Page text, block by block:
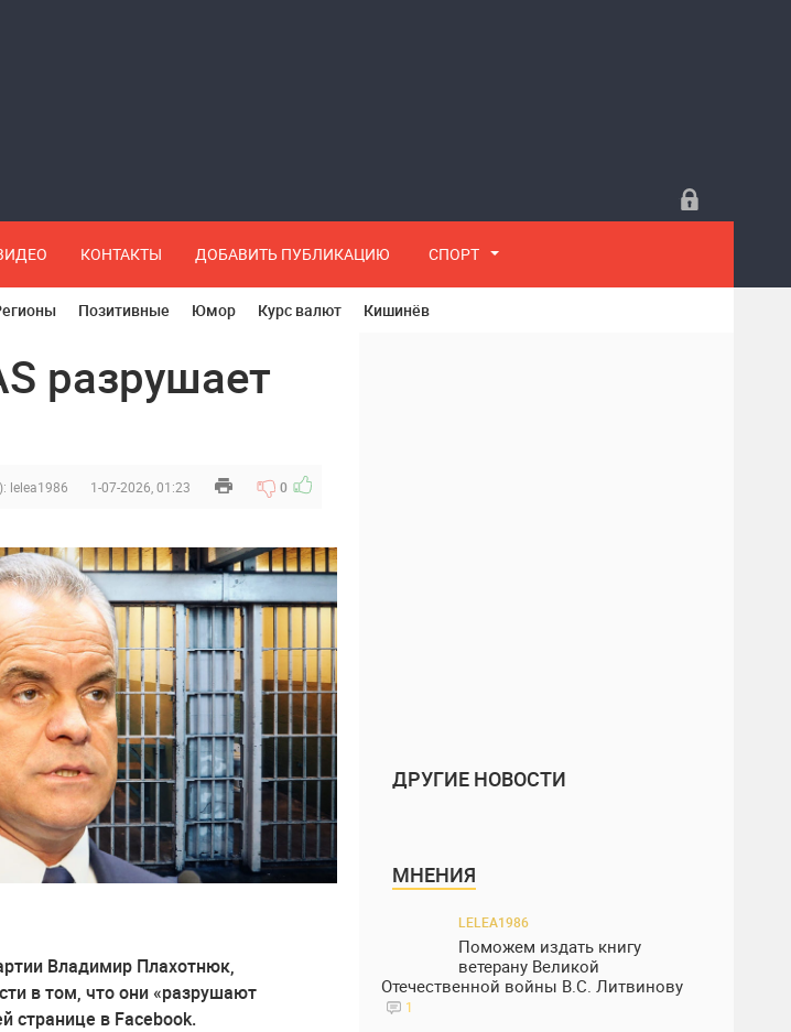
КОНТАКТЫ ДОБАВИТЬ ПУБЛИКАЦИЮ СПОРТ
Позитивные Юмор Курс валют Кишинёв
разрушает
lelea1986 1-07-2026, 01:23 0
Владимир Плахотнюк,
в том, что они «разрушают
странице в Facebook.
ДРУГИЕ НОВОСТИ
МНЕНИЯ
LELEA1986
Поможем издать книгу
ветерану Великой
Отечественной войны В.С. Литвинову
1